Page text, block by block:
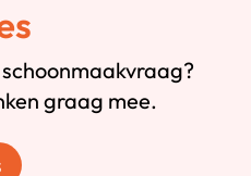
graag mee.